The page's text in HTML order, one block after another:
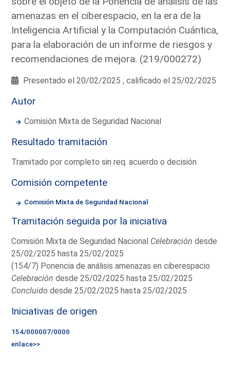
amenazas en el ciberespacio, en la era de la
Inteligencia Artificial y la Computación Cuántica,
para la elaboración de un informe de riesgos y
recomendaciones de mejora. (219/000272)
Presentado el 20/02/2025 , calificado el 25/02/2025
Autor
Comisión Mixta de Seguridad Nacional
Resultado tramitación
Tramitado por completo sin req. acuerdo o decisión
Comisión competente
Comisión Mixta de Seguridad Nacional
Tramitación seguida por la iniciativa
Comisión Mixta de Seguridad Nacional Celebración desde
25/02/2025 hasta 25/02/2025
(154/7) Ponencia de análisis amenazas en ciberespacio
Celebración desde 25/02/2025 hasta 25/02/2025
Concluido desde 25/02/2025 hasta 25/02/2025
Iniciativas de origen
154/000007/0000
enlace>>